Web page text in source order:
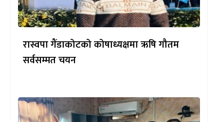
रास्वपा गैंडाकोटको कोषाध्यक्षमा ऋषि गौतम
सर्वसम्मत चयन